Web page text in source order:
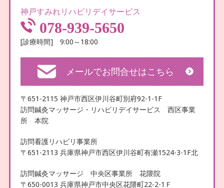
神戸すみれリハビリデイサービス
078-939-5650
[診療時間] 9:00～18:00
メールでお問合せはこちら
〒651-2115 神戸市西区伊川谷町別府92-1-1F
訪問鍼灸マッサージ・リハビリデイサービス 西区事業
所 本院
訪問看護リハビリ事業所
〒651-2113 兵庫県神戸市西区伊川谷町有瀬1524-3-1F北
訪問鍼灸マッサージ 中央区事業所 花隈院
〒650-0013 兵庫県神戸市中央区花隈町22-2-1Ｆ